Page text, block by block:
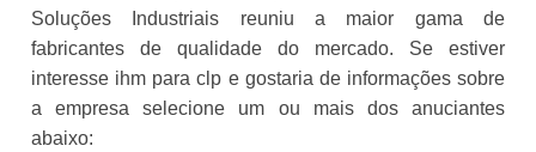
Soluções Industriais reuniu a maior gama de
fabricantes de qualidade do mercado. Se estiver
interesse ihm para clp e gostaria de informações sobre
a empresa selecione um ou mais dos anuciantes
abaixo: